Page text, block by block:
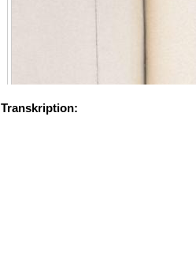
Transkription: